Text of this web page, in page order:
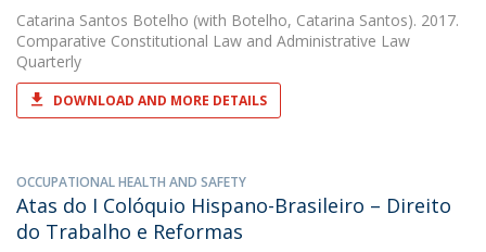
Catarina Santos Botelho (with Botelho, Catarina Santos). 2017.
Comparative Constitutional Law and Administrative Law
Quarterly
DOWNLOAD AND MORE DETAILS
OCCUPATIONAL HEALTH AND SAFETY
Atas do I Colóquio Hispano-Brasileiro – Direito
do Trabalho e Reformas